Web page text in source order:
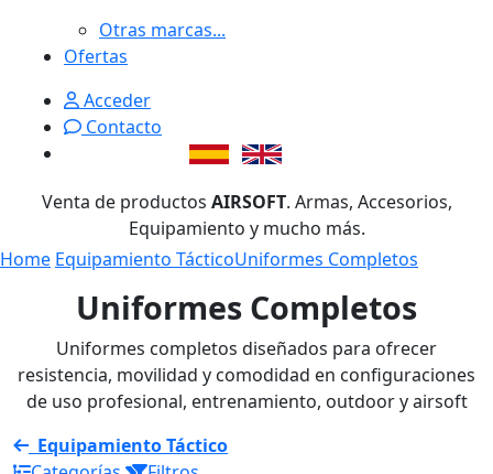
Otras marcas...
Ofertas
Acceder
Contacto
Venta de productos AIRSOFT. Armas, Accesorios,
Equipamiento y mucho más.
Home Equipamiento TácticoUniformes Completos
Uniformes Completos
Uniformes completos diseñados para ofrecer
resistencia, movilidad y comodidad en configuraciones
de uso profesional, entrenamiento, outdoor y airsoft
Equipamiento Táctico